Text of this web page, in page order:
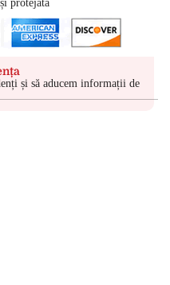
protejată
și să aducem informații de